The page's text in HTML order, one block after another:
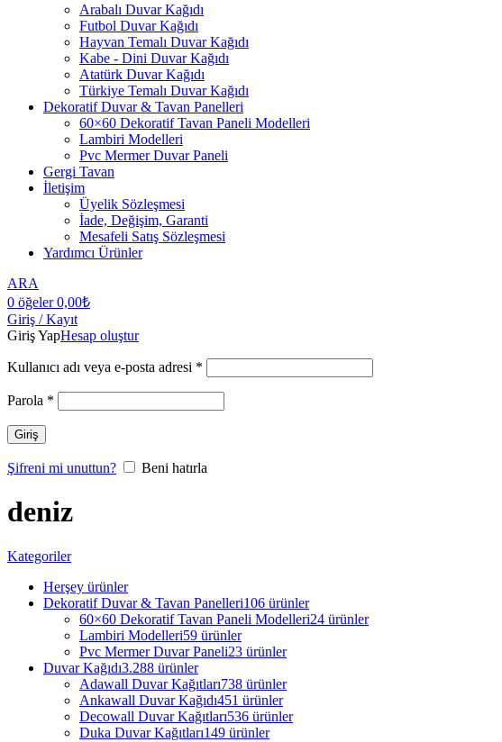
Arabalı Duvar Kağıdı
Futbol Duvar Kağıdı
Hayvan Temalı Duvar Kağıdı
Kabe - Dini Duvar Kağıdı
Atatürk Duvar Kağıdı
Türkiye Temalı Duvar Kağıdı
Dekoratif Duvar & Tavan Panelleri
60×60 Dekoratif Tavan Paneli Modelleri
Lambiri Modelleri
Pvc Mermer Duvar Paneli
Gergi Tavan
İletişim
Üyelik Sözleşmesi
İade, Değişim, Garanti
Mesafeli Satış Sözleşmesi
Yardımcı Ürünler
ARA
0 öğeler 0,00₺
Giriş / Kayıt
Giriş YapHesap oluştur
Kullanıcı adı veya e-posta adresi *
Parola *
Giriş
Şifreni mi unuttun? Beni hatırla
deniz
Kategoriler
Herşey ürünler
Dekoratif Duvar & Tavan Panelleri106 ürünler
60×60 Dekoratif Tavan Paneli Modelleri24 ürünler
Lambiri Modelleri59 ürünler
Pvc Mermer Duvar Paneli23 ürünler
Duvar Kağıdı3.288 ürünler
Adawall Duvar Kağıtları738 ürünler
Ankawall Duvar Kağıdı451 ürünler
Decowall Duvar Kağıtları536 ürünler
Duka Duvar Kağıtları149 ürünler